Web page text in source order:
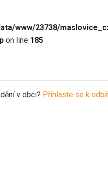
www/23738/
on line 185
v obci? Přihlaste se k